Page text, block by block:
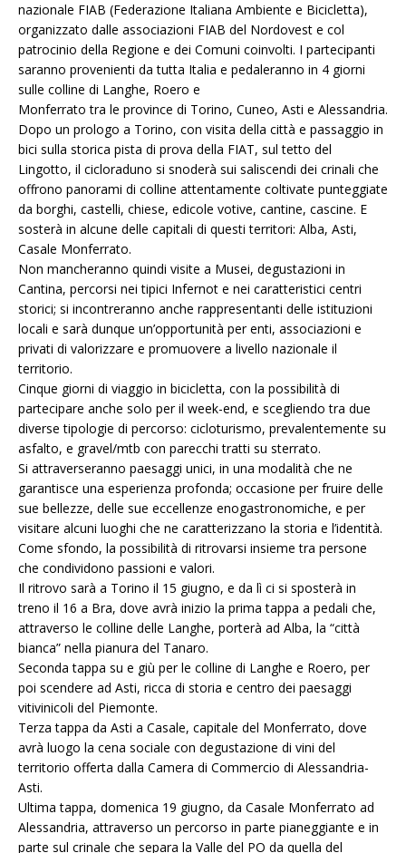
nazionale FIAB (Federazione Italiana Ambiente e Bicicletta),
organizzato dalle associazioni FIAB del Nordovest e col
patrocinio della Regione e dei Comuni coinvolti. I partecipanti
saranno provenienti da tutta Italia e pedaleranno in 4 giorni
sulle colline di Langhe, Roero e
Monferrato tra le province di Torino, Cuneo, Asti e Alessandria.
Dopo un prologo a Torino, con visita della città e passaggio in
bici sulla storica pista di prova della FIAT, sul tetto del
Lingotto, il cicloraduno si snoderà sui saliscendi dei crinali che
offrono panorami di colline attentamente coltivate punteggiate
da borghi, castelli, chiese, edicole votive, cantine, cascine. E
sosterà in alcune delle capitali di questi territori: Alba, Asti,
Casale Monferrato.
Non mancheranno quindi visite a Musei, degustazioni in
Cantina, percorsi nei tipici Infernot e nei caratteristici centri
storici; si incontreranno anche rappresentanti delle istituzioni
locali e sarà dunque un’opportunità per enti, associazioni e
privati di valorizzare e promuovere a livello nazionale il
territorio.
Cinque giorni di viaggio in bicicletta, con la possibilità di
partecipare anche solo per il week-end, e scegliendo tra due
diverse tipologie di percorso: cicloturismo, prevalentemente su
asfalto, e gravel/mtb con parecchi tratti su sterrato.
Si attraverseranno paesaggi unici, in una modalità che ne
garantisce una esperienza profonda; occasione per fruire delle
sue bellezze, delle sue eccellenze enogastronomiche, e per
visitare alcuni luoghi che ne caratterizzano la storia e l’identità.
Come sfondo, la possibilità di ritrovarsi insieme tra persone
che condividono passioni e valori.
Il ritrovo sarà a Torino il 15 giugno, e da lì ci si sposterà in
treno il 16 a Bra, dove avrà inizio la prima tappa a pedali che,
attraverso le colline delle Langhe, porterà ad Alba, la “città
bianca” nella pianura del Tanaro.
Seconda tappa su e giù per le colline di Langhe e Roero, per
poi scendere ad Asti, ricca di storia e centro dei paesaggi
vitivinicoli del Piemonte.
Terza tappa da Asti a Casale, capitale del Monferrato, dove
avrà luogo la cena sociale con degustazione di vini del
territorio offerta dalla Camera di Commercio di Alessandria-
Asti.
Ultima tappa, domenica 19 giugno, da Casale Monferrato ad
Alessandria, attraverso un percorso in parte pianeggiante e in
parte sul crinale che separa la Valle del PO da quella del